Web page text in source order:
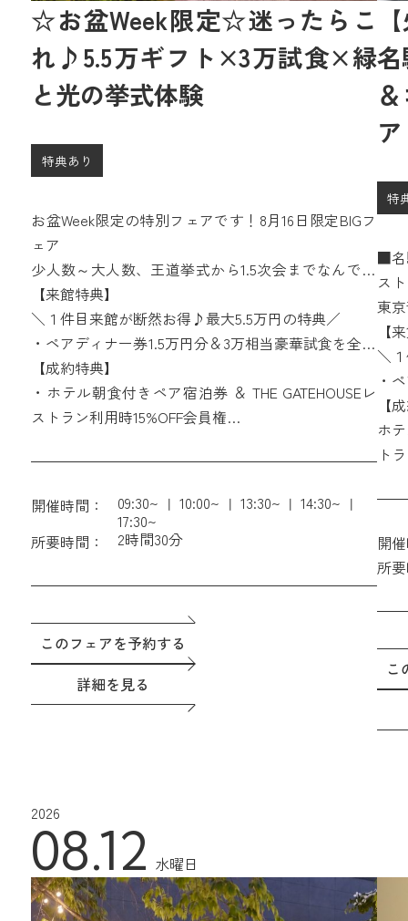
☆お盆Week限定☆迷ったらこ
れ♪5.5万ギフト×3万試食×緑
と光の挙式体験
特典あり
お盆Week限定の特別フェアです！8月16日限定BIGフ
ェア
少人数～大人数、王道挙式から1.5次会までなんでも
相談会つき。
【来館特典】
＼１件目来館が断然お得♪最大5.5万円の特典／
・ペアディナー券1.5万円分＆3万相当豪華試食を全員
に!
・さらに１件目来館限定でカタログギフト１万円分
をプレゼント！
【成約特典】
・ホテル朝食付きペア宿泊券 ＆ THE GATEHOUSEレ
ストラン利用時15%OFF会員権
別フェア♪
開催時間：
09:30~ 10:00~ 13:30~
14:30~
17:30~
所要時間：
2時間30分
このフェアを予約する
詳細を見る
ア
特
■名
ス
東
ェ
直
理
【
＼
・
に!
・
を
【
ホ
ト
開
所
こ
2026
08.12 水曜日